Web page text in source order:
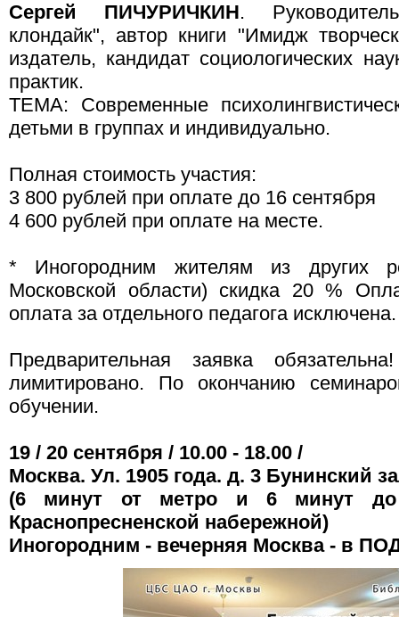
Сергей ПИЧУРИЧКИН.
клондайк", автор книги "Имидж
издатель, кандидат социологических
практик.
ТЕМА: Современные
детьми в группах и индивидуально.
Полная стоимость участия:
3 800 рублей при оплате до 16 сентября
4 600 рублей при оплате на месте.
* Иногородним жителям из других
Московской области) скидка 20 %
оплата за отдельного педагога исключена.
Предварительная заявка
лимитировано. По окончанию
обучении.
19 / 20 сентября / 10.00 - 18.00 /
Москва. Ул. 1905 года. д. 3 Бунинский
(6 минут от метро и 6 минут до
Краснопресненской набережной)
Иногородним - вечерняя Москва - в